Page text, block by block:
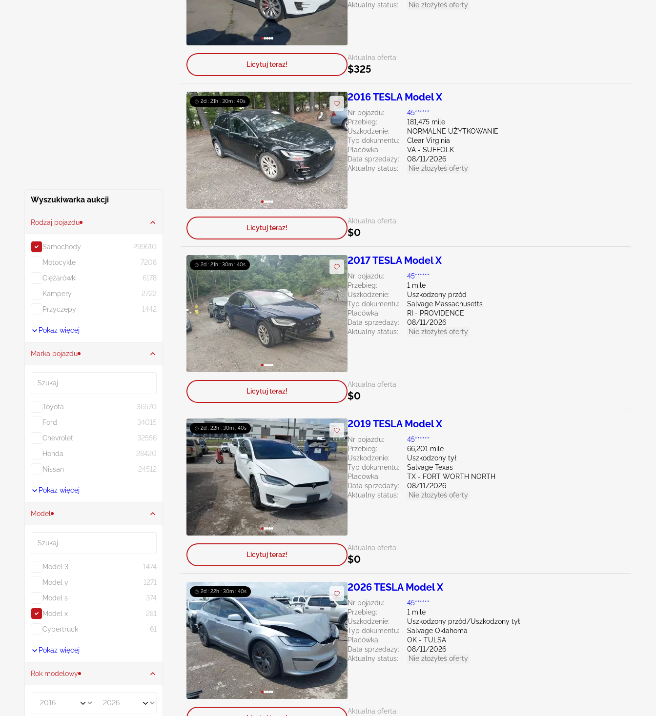
Wyszukiwarka aukcji
Rodzaj pojazdu
Samochody
299610
Motocykle
7208
Ciężarówki
6178
Kampery
2722
Przyczepy
1442
Pokaż więcej
Marka pojazdu
Toyota
36570
Ford
34015
Chevrolet
32556
Honda
28420
Nissan
24512
Pokaż więcej
Model
Model 3
1474
Model y
1271
Model s
374
Model x
281
Cybertruck
61
Pokaż więcej
Rok modelowy
Aktualny status:
Nie złożyłeś oferty
Aktualna oferta:
$325
Licytuj teraz!
2d : 21h : 30m : 39s 2016 TESLA Model X
Nr pojazdu:
45******
Przebieg:
181,475 mile
Uszkodzenie:
NORMALNE UŻYTKOWANIE
Typ dokumentu:
Clear Virginia
Placówka:
VA - SUFFOLK
Data sprzedaży:
08/11/2026
Aktualny status:
Nie złożyłeś oferty
Aktualna oferta:
$0
Licytuj teraz!
2d : 21h : 30m : 39s 2017 TESLA Model X
Nr pojazdu:
45******
Przebieg:
1 mile
Uszkodzenie:
Uszkodzony przód
Typ dokumentu:
Salvage Massachusetts
Placówka:
RI - PROVIDENCE
Data sprzedaży:
08/11/2026
Aktualny status:
Nie złożyłeś oferty
Aktualna oferta:
$0
Licytuj teraz!
2d : 22h : 30m : 39s 2019 TESLA Model X
Nr pojazdu:
45******
Przebieg:
66,201 mile
Uszkodzenie:
Uszkodzony tył
Typ dokumentu:
Salvage Texas
Placówka:
TX - FORT WORTH NORTH
Data sprzedaży:
08/11/2026
Aktualny status:
Nie złożyłeś oferty
Aktualna oferta:
$0
Licytuj teraz!
2d : 22h : 30m : 39s 2026 TESLA Model X
Nr pojazdu:
45******
Przebieg:
1 mile
Uszkodzenie:
Uszkodzony przód/Uszkodzony tył
Typ dokumentu:
Salvage Oklahoma
Placówka:
OK - TULSA
Data sprzedaży:
08/11/2026
Aktualny status:
Nie złożyłeś oferty
Aktualna oferta: